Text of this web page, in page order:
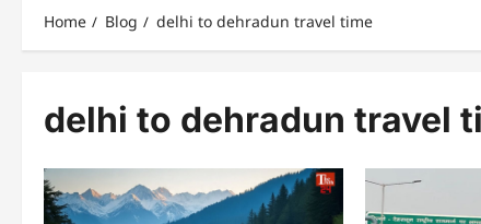
Home Blog delhi to dehradun travel time
delhi to dehradun travel